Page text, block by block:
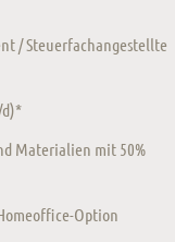
/ Steuerfachangestellte
d)*
Materialien mit 50%
Option